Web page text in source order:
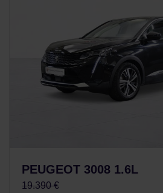
PEUGEOT 3008 1.6L
19.390 €